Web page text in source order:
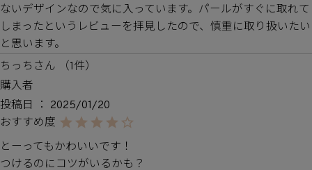
ないデザインなので気に入っています。パールがすぐに取れて
しまったというレビューを拝見したので、慎重に取り扱いたい
と思います。
ちっち
1
購入者
投稿日
2025/01/20
とーってもかわいいです！
つけるのにコツがいるかも？